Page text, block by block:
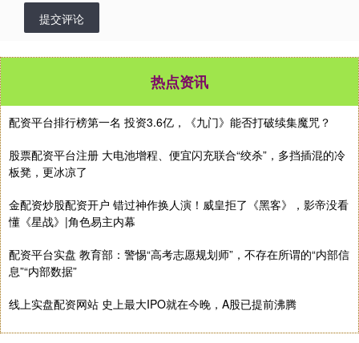
提交评论
热点资讯
配资平台排行榜第一名 投资3.6亿，《九门》能否打破续集魔咒？
股票配资平台注册 大电池增程、便宜闪充联合“绞杀”，多挡插混的冷
板凳，更冰凉了
金配资炒股配资开户 错过神作换人演！威皇拒了《黑客》，影帝没看
懂《星战》|角色易主内幕
配资平台实盘 教育部：警惕“高考志愿规划师”，不存在所谓的“内部信
息”“内部数据”
线上实盘配资网站 史上最大IPO就在今晚，A股已提前沸腾